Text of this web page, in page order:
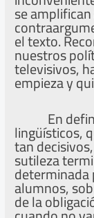
se
el texto.
nuestros
televisivos,
empieza y
En
lingüísticos,
tan
sutileza
alumnos,
de la